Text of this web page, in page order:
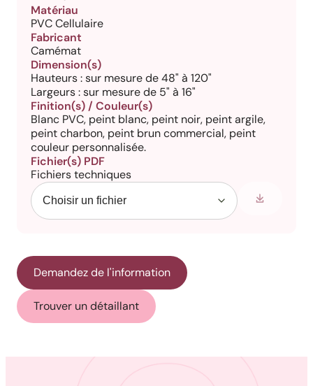
Matériau
PVC Cellulaire
Fabricant
Camémat
Dimension(s)
Hauteurs : sur mesure de 48" à 120"
Largeurs : sur mesure de 5" à 16"
Finition(s) / Couleur(s)
Blanc PVC, peint blanc, peint noir, peint argile,
peint charbon, peint brun commercial, peint
couleur personnalisée.
Fichier(s) PDF
Fichiers techniques
Demandez de l'information
Trouver un détaillant